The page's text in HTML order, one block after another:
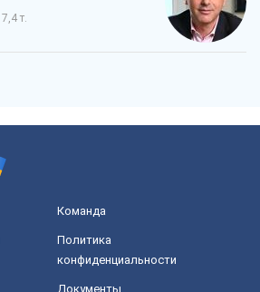
7,4 т.
Команда
Политика
конфиденциальности
Документы